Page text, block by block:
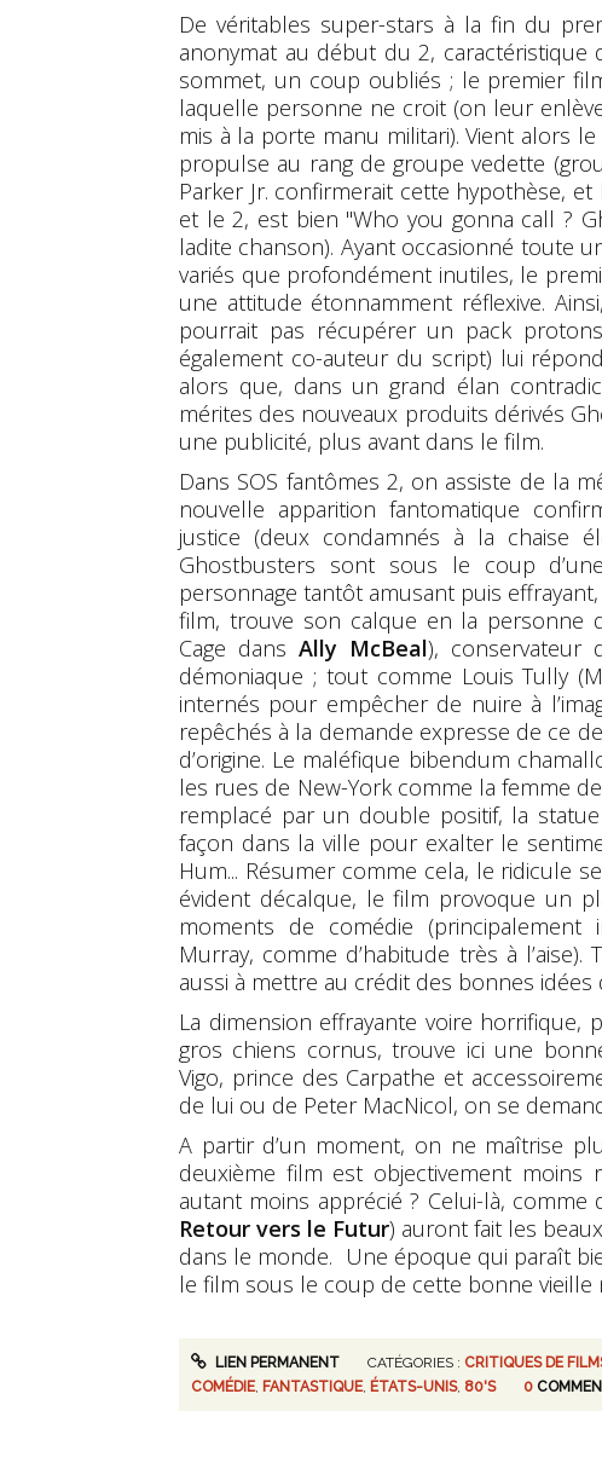
De véritables super-stars à la fin du
anonymat au début du 2,
sommet, un coup oubliés ; le premier
laquelle personne ne croit (on leur
mis à la porte manu militari). Vient alors
propulse au rang de groupe vedette
Parker Jr. confirmerait cette hypothèse,
et le 2, est bien "Who you gonna call ?
ladite chanson). Ayant occasionné toute
variés que profondément inutiles, le
une attitude étonnamment réflexive.
pourrait pas récupérer un pack
également co-auteur du script) lui
alors que, dans un grand élan
mérites des nouveaux produits dérivés
une publicité, plus avant dans le film.
Dans SOS fantômes 2, on assiste de la
nouvelle apparition fantomatique
justice (deux condamnés à la chaise
Ghostbusters sont sous le coup
personnage tantôt amusant puis
film, trouve son calque en la personne
Cage dansAlly McBeal), conservateur
démoniaque ; tout comme Louis Tully
internés pour empêcher de nuire à
repêchés à la demande expresse de ce
d’origine. Le maléfique bibendum
les rues de New-York comme la femme
remplacé par un double positif, la
façon dans la ville pour exalter le
Hum... Résumer comme cela, le ridicule
évident décalque, le film provoque un
moments de comédie
Murray, comme d’habitude très à
aussi à mettre au crédit des bonnes idées
La dimension effrayante voire
gros chiens cornus, trouve ici une
Vigo, prince des Carpathe et
de lui ou de Peter MacNicol, on se
A partir d’un moment, on ne maîtrise
deuxième film est objectivement
autant moins apprécié ? Celui-là, comme
Retour vers le Futur) auront fait les
dans le monde. Une époque qui paraît
le film sous le coup de cette bonne vieille
LIEN PERMANENT CATÉGORIES : CRITIQUES DE
COMÉDIE FANTASTIQUE ÉTATS-UNIS, 80'S 0